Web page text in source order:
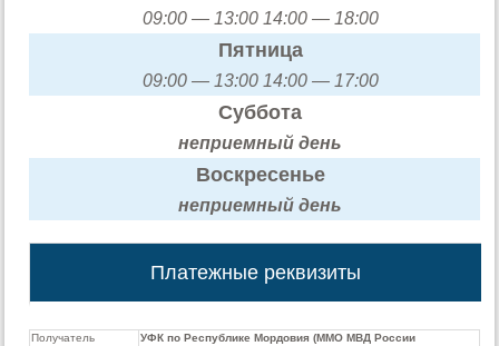
09:00 — 13:00 14:00 — 18:00
Пятница
09:00 — 13:00 14:00 — 17:00
Суббота
неприемный день
Воскресенье
неприемный день
Платежные реквизиты
Получатель
УФК по Республике Мордовия (ММО МВД России